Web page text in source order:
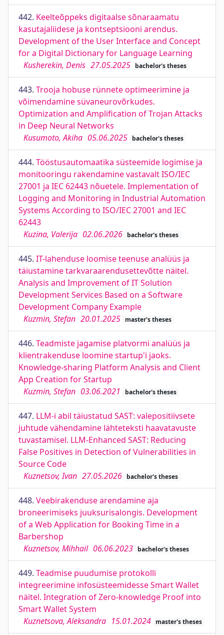
442. Keelteõppeks digitaalse sõnaraamatu
kasutajaliidese ja kontseptsiooni arendus.
Development of the User Interface and Concept
for a Digital Dictionary for Language Learning
Kusherekin, Denis 27.05.2025 bachelor's theses
443. Trooja hobuse rünnete optimeerimine ja
võimendamine süvaneurovõrkudes.
Optimization and Amplification of Trojan Attacks
in Deep Neural Networks
Kusumoto, Akiha 05.06.2025 bachelor's theses
444. Tööstusautomaatika süsteemide logimise ja
monitooringu rakendamine vastavalt ISO/IEC
27001 ja IEC 62443 nõuetele. Implementation of
Logging and Monitoring in Industrial Automation
Systems According to ISO/IEC 27001 and IEC
62443
Kuzina, Valerija 02.06.2026 bachelor's theses
445. IT-lahenduse loomise teenuse analüüs ja
täiustamine tarkvaraarendusettevõtte näitel.
Analysis and Improvement of IT Solution
Development Services Based on a Software
Development Company Example
Kuzmin, Stefan 20.01.2025 master's theses
446. Teadmiste jagamise platvormi analüüs ja
klientrakenduse loomine startup'i jaoks.
Knowledge-sharing Platform Analysis and Client
App Creation for Startup
Kuzmin, Stefan 03.06.2021 bachelor's theses
447. LLM-i abil täiustatud SAST: valepositiivsete
juhtude vähendamine lähteteksti haavatavuste
tuvastamisel. LLM-Enhanced SAST: Reducing
False Positives in Detection of Vulnerabilities in
Source Code
Kuznetsov, Ivan 27.05.2026 bachelor's theses
448. Veebirakenduse arendamine aja
broneerimiseks juuksurisalongis. Development
of a Web Application for Booking Time in a
Barbershop
Kuznetsov, Mihhail 06.06.2023 bachelor's theses
449. Teadmise puudumise protokolli
integreerimine infosüsteemidesse Smart Wallet
näitel. Integration of Zero-knowledge Proof into
Smart Wallet System
Kuznetsova, Aleksandra 15.01.2024 master's theses